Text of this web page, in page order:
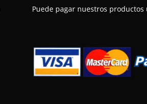
Puede pagar nuestros productos